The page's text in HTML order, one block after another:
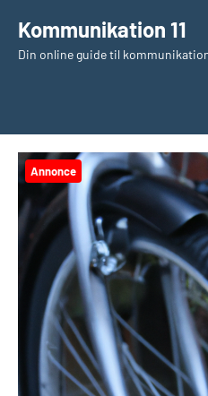
indhold
Kommunikation 11
Din online guide til
Annonce